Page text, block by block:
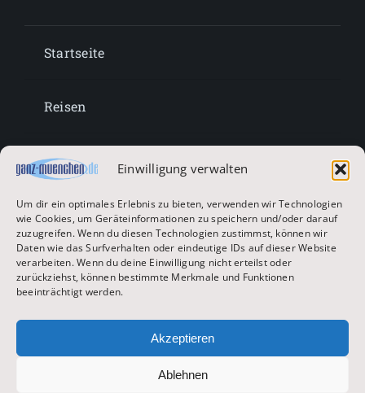
Einwilligung verwalten
Um dir ein optimales Erlebnis zu bieten, verwenden wir Technologien
wie Cookies, um Geräteinformationen zu speichern und/oder darauf
zuzugreifen. Wenn du diesen Technologien zustimmst, können wir
Daten wie das Surfverhalten oder eindeutige IDs auf dieser Website
verarbeiten. Wenn du deine Einwilligung nicht erteilst oder
zurückziehst, können bestimmte Merkmale und Funktionen
beeinträchtigt werden.
Akzeptieren
Ablehnen
Startseite
Reisen
Lifestyle
Entertainment
Oktoberfest & Volksfeste
Zur Hauptseite